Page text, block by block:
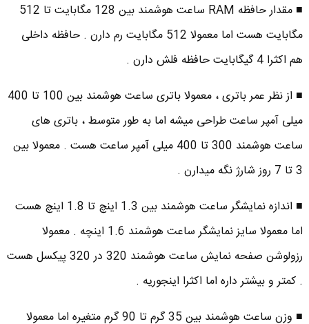
■ مقدار حافظه RAM ساعت هوشمند بین 128 مگابایت تا 512
مگابایت هست اما معمولا 512 مگابایت رم دارن . حافظه داخلی
هم اکثرا 4 گیگابایت حافظه فلش دارن .
■ از نظر عمر باتری ، معمولا باتری ساعت هوشمند بین 100 تا 400
میلی آمپر ساعت طراحی میشه اما به طور متوسط ، باتری های
ساعت هوشمند 300 تا 400 میلی آمپر ساعت هست . معمولا بین
3 تا 7 روز شارژ نگه میدارن .
■ اندازه نمایشگر ساعت هوشمند بین 1.3 اینچ تا 1.8 اینچ هست
اما معمولا سایز نمایشگر ساعت هوشمند 1.6 اینچه . معمولا
رزولوشن صفحه نمایش ساعت هوشمند 320 در 320 پیکسل هست
. کمتر و بیشتر داره اما اکثرا اینجوریه .
■ وزن ساعت هوشمند بین 35 گرم تا 90 گرم متغیره اما معمولا